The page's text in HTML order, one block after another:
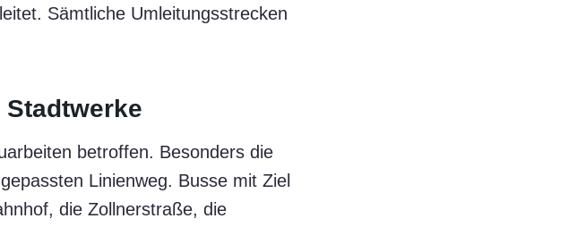
Sämtliche Umleitungsstrecken
betroffen. Besonders die
Linienweg. Busse mit Ziel
die Zollnerstraße, die